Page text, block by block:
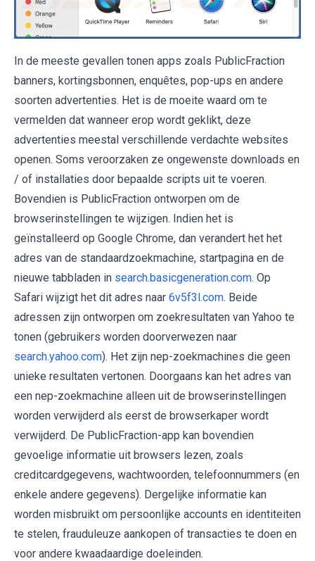
In de meeste gevallen tonen apps zoals PublicFraction
banners, kortingsbonnen, enquêtes, pop-ups en andere
soorten advertenties. Het is de moeite waard om te
vermelden dat wanneer erop wordt geklikt, deze
advertenties meestal verschillende verdachte websites
openen. Soms veroorzaken ze ongewenste downloads en
/ of installaties door bepaalde scripts uit te voeren.
Bovendien is PublicFraction ontworpen om de
browserinstellingen te wijzigen. Indien het is
geïnstalleerd op Google Chrome, dan verandert het het
adres van de standaardzoekmachine, startpagina en de
nieuwe tabbladen in search.basicgeneration.com. Op
Safari wijzigt het dit adres naar 6v5f3l.com. Beide
adressen zijn ontworpen om zoekresultaten van Yahoo te
tonen (gebruikers worden doorverwezen naar
search.yahoo.com). Het zijn nep-zoekmachines die geen
unieke resultaten vertonen. Doorgaans kan het adres van
een nep-zoekmachine alleen uit de browserinstellingen
worden verwijderd als eerst de browserkaper wordt
verwijderd. De PublicFraction-app kan bovendien
gevoelige informatie uit browsers lezen, zoals
creditcardgegevens, wachtwoorden, telefoonnummers (en
enkele andere gegevens). Dergelijke informatie kan
worden misbruikt om persoonlijke accounts en identiteiten
te stelen, frauduleuze aankopen of transacties te doen en
voor andere kwaadaardige doeleinden.